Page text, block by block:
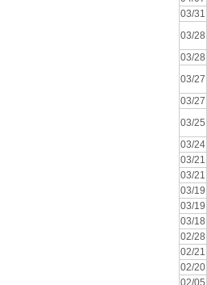
03/31
03/28
03/28
03/27
03/27
03/25
03/24
03/21
03/21
03/19
03/19
03/18
02/28
02/21
02/20
02/05